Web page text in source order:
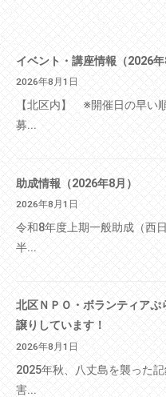
イベント・講座情報（2026年
2026年8月1日
【北区内】 ※開催日の早い
募...
助成情報（2026年8月）
2026年8月1日
令和8年度上期一般助成（西
半...
北区ＮＰＯ・ボランティア
譲りしています！
2026年8月1日
2025年秋、八丈島を襲った
害...